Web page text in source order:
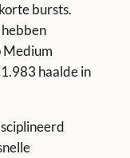
bursts.
Medium
haalde in